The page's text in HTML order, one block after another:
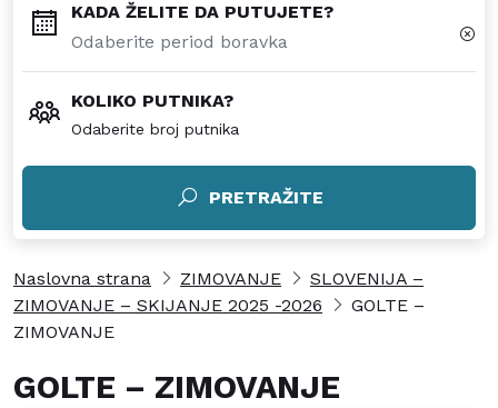
KADA ŽELITE DA PUTUJETE?
KOLIKO PUTNIKA?
Odaberite broj putnika
PRETRAŽITE
Naslovna strana ZIMOVANJE
SLOVENIJA –
ZIMOVANJE – SKIJANJE 2025 -2026
GOLTE –
ZIMOVANJE
GOLTE – ZIMOVANJE